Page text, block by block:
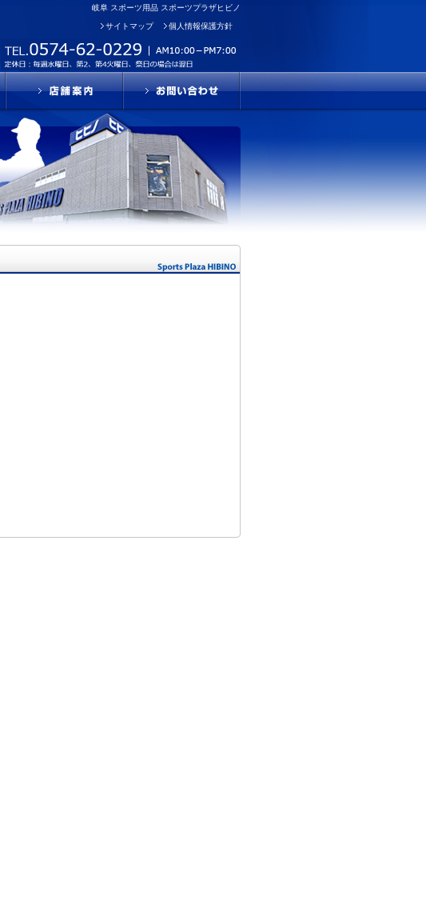
岐阜 スポーツ用品 スポーツプラザヒビノ
サイトマップ 個人情報保護方針